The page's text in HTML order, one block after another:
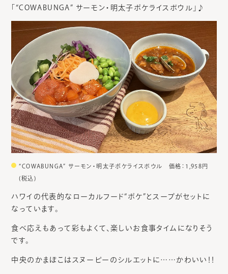
「“COWABUNGA” サーモン・明太子ポケライスボウル」♪
“COWABUNGA” サーモン・明太子ポケライスボウル 価格：1,958円
(税込)
ハワイの代表的なローカルフード“ポケ”とスープがセットに
なっています。
食べ応えもあって彩もよくて、楽しいお食事タイムになりそう
です。
中央のかまぼこはスヌーピーのシルエットに……かわいい！！